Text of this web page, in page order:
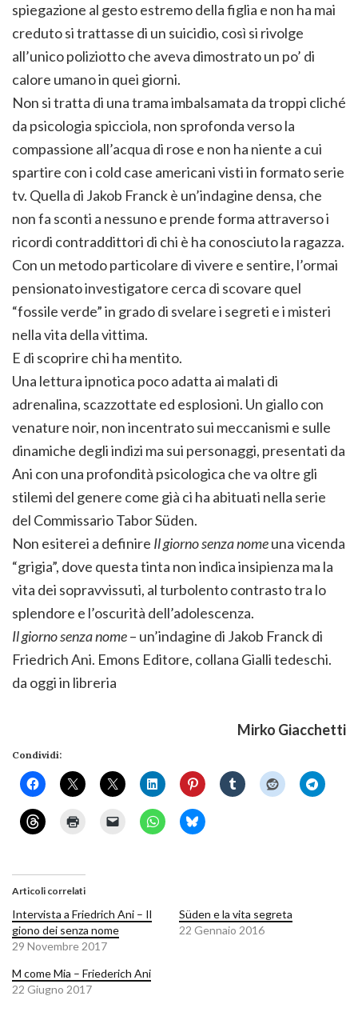
spiegazione al gesto estremo della figlia e non ha mai
creduto si trattasse di un suicidio, così si rivolge
all’unico poliziotto che aveva dimostrato un po’ di
calore umano in quei giorni.
Non si tratta di una trama imbalsamata da troppi cliché
da psicologia spicciola, non sprofonda verso la
compassione all’acqua di rose e non ha niente a cui
spartire con i cold case americani visti in formato serie
tv. Quella di Jakob Franck è un’indagine densa, che
non fa sconti a nessuno e prende forma attraverso i
ricordi contraddittori di chi è ha conosciuto la ragazza.
Con un metodo particolare di vivere e sentire, l’ormai
pensionato investigatore cerca di scovare quel
“fossile verde” in grado di svelare i segreti e i misteri
nella vita della vittima.
E di scoprire chi ha mentito.
Una lettura ipnotica poco adatta ai malati di
adrenalina, scazzottate ed esplosioni. Un giallo con
venature noir, non incentrato sui meccanismi e sulle
dinamiche degli indizi ma sui personaggi, presentati da
Ani con una profondità psicologica che va oltre gli
stilemi del genere come già ci ha abituati nella serie
del Commissario Tabor Süden.
Non esiterei a definire Il giorno senza nomeuna vicenda
“grigia”, dove questa tinta non indica insipienza ma la
vita dei sopravvissuti, al turbolento contrasto tra lo
splendore e l’oscurità dell’adolescenza.
Il giorno senza nome– un’indagine di Jakob Franck di
Friedrich Ani. Emons Editore, collana Gialli tedeschi.
da oggi in libreria
Mirko Giacchetti
Condividi:
Articoli correlati
Intervista a Friedrich Ani – Il
giono dei senza nome
29 Novembre 2017
Süden e la vita segreta
22 Gennaio 2016
M come Mia – Friederich Ani
22 Giugno 2017